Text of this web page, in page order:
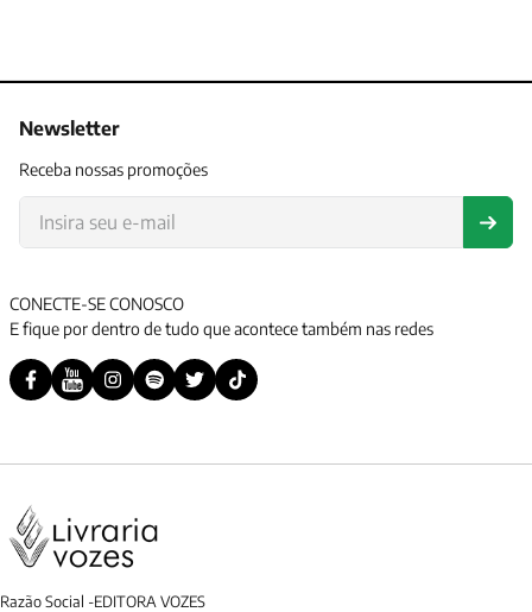
Newsletter
Receba nossas promoções
CONECTE-SE CONOSCO
E fique por dentro de tudo que acontece também nas redes
Razão Social -EDITORA VOZES